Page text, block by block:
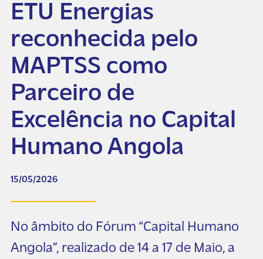
ETU Energias
reconhecida pelo
MAPTSS como
Parceiro de
Excelência no Capital
Humano Angola
15/05/2026
No âmbito do Fórum “Capital Humano
Angola”, realizado de 14 a 17 de Maio, a